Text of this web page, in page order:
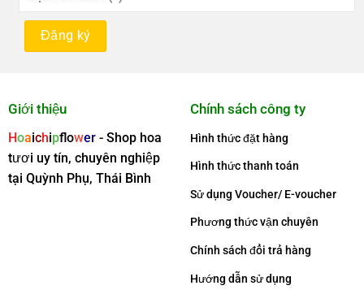
Giới thiệu
Hoaichipfower- Shop hoa
tươi uy tín, chuyên nghiệp
tại Quỳnh Phụ, Thái Bình
Chính sách công ty
Hình thức đặt hàng
Hình thức thanh toán
Sử dụng Voucher/ E-voucher
Phương thức vận chuyên
Chính sách đổi trả hàng
Hướng dẫn sử dụng